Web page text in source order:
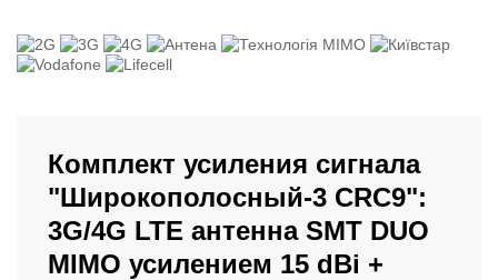
Комплект усиления сигнала
"Широкополосный-3 CRC9":
3G/4G LTE антенна SMT DUO
MIMO усилением 15 dBi +